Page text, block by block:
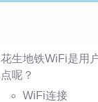
花生地铁WiFi是用
点呢？
WiFi连接